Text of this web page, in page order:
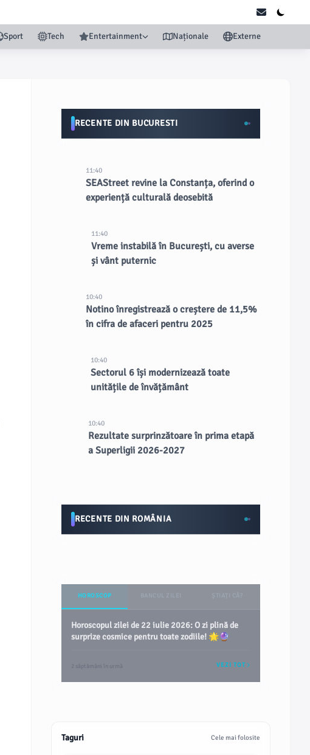
Sport Tech Entertainment Naționale Externe
RECENTE DIN BUCURESTI
11:40
SEAStreet revine la Constanța, oferind o
experiență culturală deosebită
11:40
Vreme instabilă în București, cu averse
și vânt puternic
10:40
Notino înregistrează o creștere de 11,5%
în cifra de afaceri pentru 2025
10:40
Sectorul 6 își modernizează toate
unitățile de învățământ
10:40
Rezultate surprinzătoare în prima etapă
a Superligii 2026-2027
RECENTE DIN ROMÂNIA
HOROSCOP
Horoscopul zilei de 22 iulie 2026: O zi plină de
surprize cosmice pentru toate zodiile! 🌟🔮
2 săptămâni în urmă VEZI TOT
Taguri Cele mai folosite